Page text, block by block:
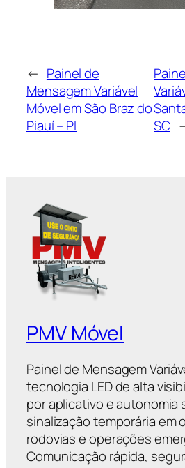
← Painel de
Mensagem Variável
Móvel em São Braz do
Piauí – PI
SC
PMV Móvel
Painel de Mensagem
tecnologia LED de alta
por aplicativo e autonomia
sinalização temporária em
rodovias e operações
Comunicação rápida,